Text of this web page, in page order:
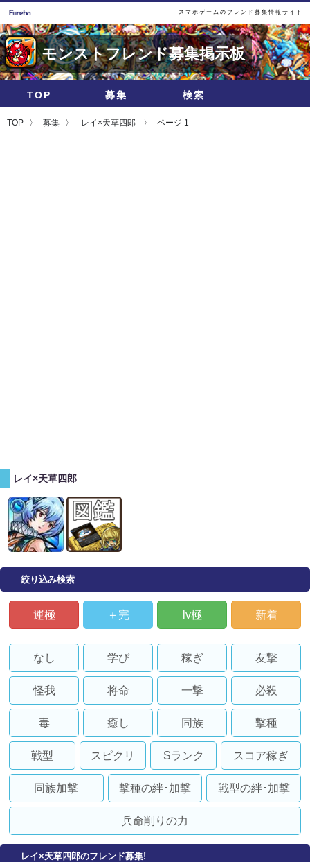
スマホゲームのフレンド募集情報サイト
モンストフレンド募集掲示板
TOP 募集 検索
TOP 募集 レイ×天草四郎 ページ 1
レイ×天草四郎
絞り込み検索
運極 ＋完 lv極 新着
なし 学び 稼ぎ 友撃
怪我 将命 一撃 必殺
毒 癒し 同族 撃種
戦型 スピクリ Sランク スコア稼ぎ
同族加撃 撃種の絆･加撃 戦型の絆･加撃
兵命削りの力
レイ×天草四郎のフレンド募集!